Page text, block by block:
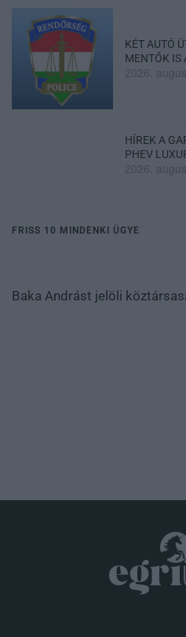
KÉT AUTÓ
MENTŐK IS
2026.
HÍREK A
PHEV
2026.
FRISS 10 MINDENKI ÜGYE
Baka Andrást jelöli